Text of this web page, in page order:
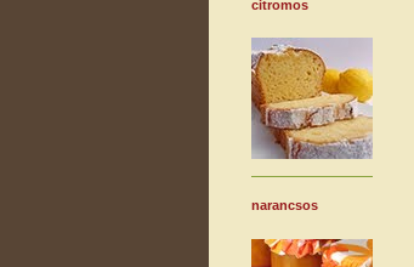
citromos
narancsos